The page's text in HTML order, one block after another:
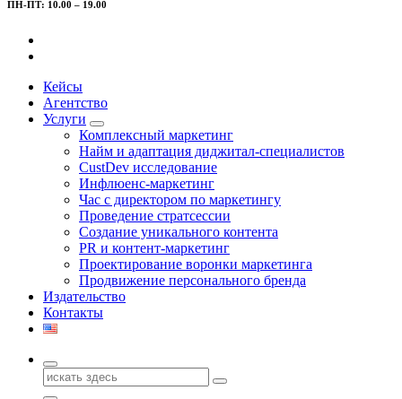
ПН-ПТ: 10.00 – 19.00
Кейсы
Агентство
Услуги
Комплексный маркетинг
Найм и адаптация диджитал-специалистов
CustDev исследование
Инфлюенс-маркетинг
Час с директором по маркетингу
Проведение стратсессии
Создание уникального контента
PR и контент-маркетинг
Проектирование воронки маркетинга
Продвижение персонального бренда
Издательство
Контакты
Поиск
для: